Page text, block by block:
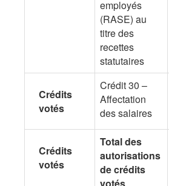
employés
(RASE) au
titre des
recettes
statutaires
Crédits
votés
Crédit 30 –
Affectation
des salaires
Crédits
votés
Total des
autorisations
de crédits
votés